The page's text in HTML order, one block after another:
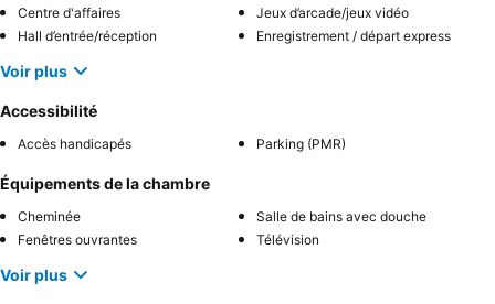
Centre d'affaires
Jeux d’arcade/jeux vidéo
Hall d’entrée/réception
Enregistrement / départ express
Voir plus
Accessibilité
Accès handicapés Parking (PMR)
Équipements de la chambre
Cheminée
Salle de bains avec douche
Fenêtres ouvrantes
Télévision
Voir plus